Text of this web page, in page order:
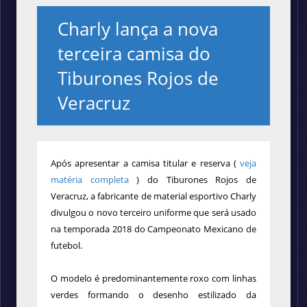
Charly lança a nova
terceira camisa do
Tiburones Rojos de
Veracruz
Após apresentar a camisa titular e reserva ( veja
matéria completa)do Tiburones Rojos de
Veracruz, afabricante de material esportivo Charly
divulgou o novo terceiro uniforme que será usado
na temporada 2018 do Campeonato Mexicano de
futebol.
O modelo é predominantemente roxo com linhas
verdes formando o desenho estilizado da